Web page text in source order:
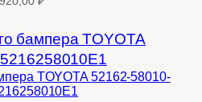
TOYOTA 52162-58010-